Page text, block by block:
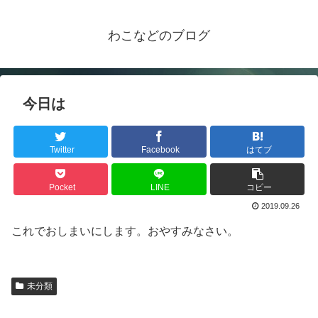
わこなどのブログ
今日は
Twitter Facebook はてブ
Pocket LINE コピー
2019.09.26
これでおしまいにします。おやすみなさい。
未分類